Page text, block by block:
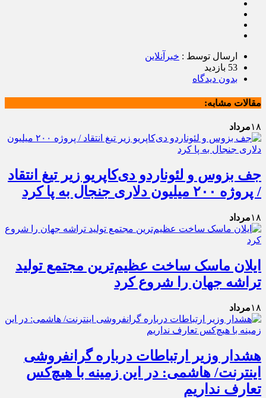
ارسال توسط : خبرآنلاین
53 بازدید
بدون دیدگاه
مقالات مشابه:
۱۸مرداد
جف بزوس و لئوناردو دی‌کاپریو زیر تیغ انتقاد
/ پروژه ۲۰۰ میلیون دلاری جنجال به پا کرد
۱۸مرداد
ایلان ماسک ساخت عظیم‌ترین مجتمع تولید
تراشه جهان را شروع کرد
۱۸مرداد
هشدار وزیر ارتباطات درباره گرانفروشی
اینترنت/ هاشمی: در این زمینه با هیچ‌کس
تعارف نداریم